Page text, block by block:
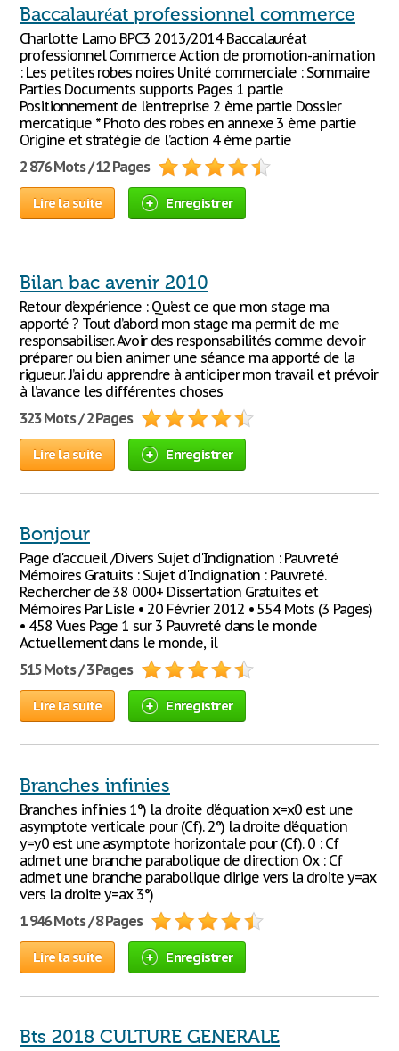
Baccalauréat professionnel commerce
Charlotte Larno BPC3 2013/2014 Baccalauréat
professionnel Commerce Action de promotion-animation
: Les petites robes noires Unité commerciale : Sommaire
Parties Documents supports Pages 1 partie
Positionnement de l’entreprise 2 ème partie Dossier
mercatique * Photo des robes en annexe 3 ème partie
Origine et stratégie de l’action 4 ème partie
2 876 Mots / 12 Pages
Lire la suite Enregistrer
Bilan bac avenir 2010
Retour d’expérience : Qu’est ce que mon stage ma
apporté ? Tout d’abord mon stage ma permit de me
responsabiliser. Avoir des responsabilités comme devoir
préparer ou bien animer une séance ma apporté de la
rigueur. J’ai du apprendre à anticiper mon travail et prévoir
à l’avance les différentes choses
323 Mots / 2 Pages
Lire la suite Enregistrer
Bonjour
Page d'accueil /Divers Sujet d'Indignation : Pauvreté
Mémoires Gratuits : Sujet d'Indignation : Pauvreté.
Rechercher de 38 000+ Dissertation Gratuites et
Mémoires Par Lisle • 20 Février 2012 • 554 Mots (3 Pages)
• 458 Vues Page 1 sur 3 Pauvreté dans le monde
Actuellement dans le monde, il
515 Mots / 3 Pages
Lire la suite Enregistrer
Branches infinies
Branches infinies 1°) la droite d’équation x=x0 est une
asymptote verticale pour (Cf). 2°) la droite d’équation
y=y0 est une asymptote horizontale pour (Cf). 0 : Cf
admet une branche parabolique de direction Ox : Cf
admet une branche parabolique dirige vers la droite y=ax
vers la droite y=ax 3°)
1 946 Mots / 8 Pages
Lire la suite Enregistrer
Bts 2018 CULTURE GENERALE